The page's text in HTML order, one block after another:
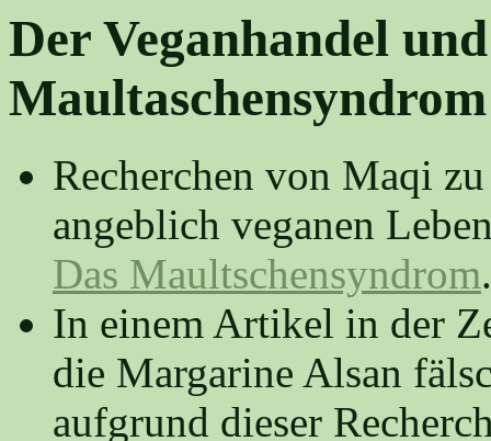
Der Veganhandel
Maultaschensyndrom
Recherchen von Maqi
angeblich veganen
Das Maultschensyndrom.
In einem Artikel in der
die Margarine Alsan
aufgrund dieser